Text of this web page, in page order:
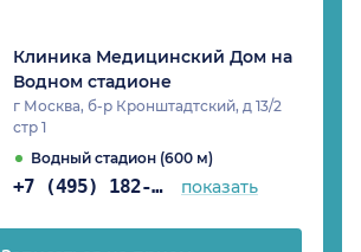
Клиника Медицинский Дом на
Водном стадионе
г Москва, б-р Кронштадтский, д 13/2
стр 1
Водный стадион (600 м)
+7 (495) 182-08-53 показать